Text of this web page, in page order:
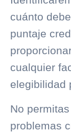
cuánto
puntaje
cualquier
elegibilidad
No
problemas